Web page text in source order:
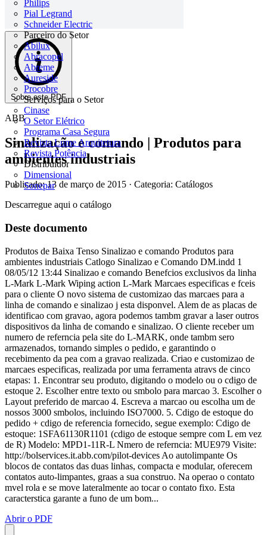
Philips
Pial Legrand
Schneider Electric
Parceiro do Setor
Abilux
Abracopel
Abreme
Aureside
Procobre
Serviços para o Setor
Cinase
O Setor Elétrico
Programa Casa Segura
Revista Lume Arquitetura
Revista Potência
Distribuidor
Dimensional
Sonepar
Sobre este PDF
ABB
Sinalização e comando | Produtos para
ambientes industriais
Publicado: 13 de março de 2015 · Categoria: Catálogos
Descarregue aqui o catálogo
Deste documento
Produtos de Baixa Tenso Sinalizao e comando Produtos para
ambientes industriais Catlogo Sinalizao e Comando DM.indd 1
08/05/12 13:44 Sinalizao e comando Benefcios exclusivos da linha
L-Mark L-Mark Wiping action L-Mark Marcaes especificas e fceis
para o cliente O novo sistema de customizao das marcaes para a
linha de comando e sinalizao j esta disponvel. Alem de as placas de
identificao com gravao, agora podemos tambm gravar a laser outros
dispositivos da linha de comando e sinalizao. O cliente receber um
numero de referncia pela site do L-MARK, onde tambm sero
armazenados, tornando simples o pedido, e garantindo o
recebimento da pea com a gravao realizada. Criao e customizao de
marcaes especificas, realizada por uma ferramenta atravs de cinco
etapas: 1. Encontrar seu produto, digitando o modelo ou o cdigo de
estoque 2. Escolher entre texto ou smbolo para marcao 3. Escolher o
Layout preferido de marcao 4. Escreva a marcao ou escolha um de
nossos 3000 smbolos, incluindo ISO7000. 5. Cdigo de estoque do
pedido + cdigo de referencia fornecido, segue exemplo: Cdigo de
estoque: 1SFA61130R1101 (cdigo de estoque sempre com L em vez
de R) Modelo: MPD1-11R-L Nmero de referncia: MUE979 Visite:
http://bolservices.it.abb.com/pilot-devices Ao autolimpante Os
blocos de contatos das duas linhas, compacta e modular, oferecem
contatos auto-limpantes, graas a sua construo. Na operao o contato
mvel rola e se move lateralmente ao tocar o contato fixo. Esta
caracterstica garante a funo de um bom...
Abrir o PDF